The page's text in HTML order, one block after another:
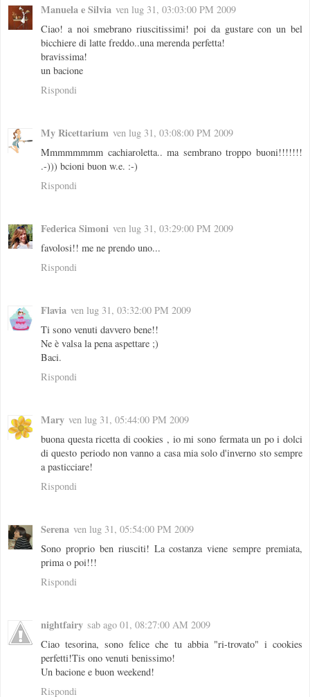
Manuela e Silvia ven lug 31, 03:03:00 PM 2009
Ciao! a noi smebrano riuscitissimi! poi da gustare con un bel
bicchiere di latte freddo..una merenda perfetta!
bravissima!
un bacione
Rispondi
My Ricettarium ven lug 31, 03:08:00 PM 2009
Mmmmmmmm cachiaroletta.. ma sembrano troppo buoni!!!!!!!
.-))) bcioni buon w.e. :-)
Rispondi
Federica Simoni ven lug 31, 03:29:00 PM 2009
favolosi!! me ne prendo uno...
Rispondi
Flavia ven lug 31, 03:32:00 PM 2009
Ti sono venuti davvero bene!!
Ne è valsa la pena aspettare ;)
Baci.
Rispondi
Mary ven lug 31, 05:44:00 PM 2009
buona questa ricetta di cookies , io mi sono fermata un po i dolci
di questo periodo non vanno a casa mia solo d'inverno sto sempre
a pasticciare!
Rispondi
Serena ven lug 31, 05:54:00 PM 2009
Sono proprio ben riusciti! La costanza viene sempre premiata,
prima o poi!!!
Rispondi
nightfairy sab ago 01, 08:27:00 AM 2009
Ciao tesorina, sono felice che tu abbia "ri-trovato" i cookies
perfetti!Tis ono venuti benissimo!
Un bacione e buon weekend!
Rispondi